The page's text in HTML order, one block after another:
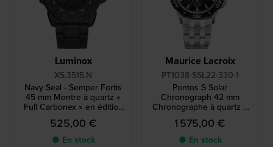
Luminox
XS.3515.N
Navy Seal - Semper Fortis
45 mm Montre à quartz «
Full Carbonex » en édition
limitée, fabriquée en Suisse
525,00 €
● En stock
Maurice Lacroix
PT1038-SSL22-330-1
Pontos S Solar
Chronograph 42 mm
Chronographe à quartz à
énergie solaire, fabriqué en
Suisse
1 575,00 €
● En stock